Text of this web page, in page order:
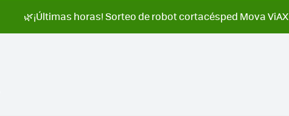
🌿¡Últimas horas! Sorteo de robot cortacésped Mova ViAX